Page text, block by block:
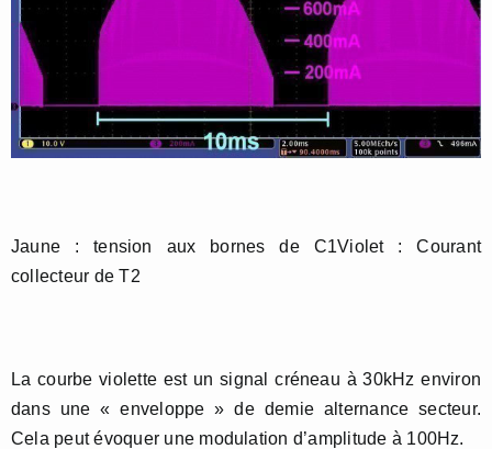
Jaune : tension aux bornes de C1Violet : Courant
collecteur de T2
La courbe violette est un signal créneau à 30kHz environ
dans une « enveloppe » de demie alternance secteur.
Cela peut évoquer une modulation d’amplitude à 100Hz.